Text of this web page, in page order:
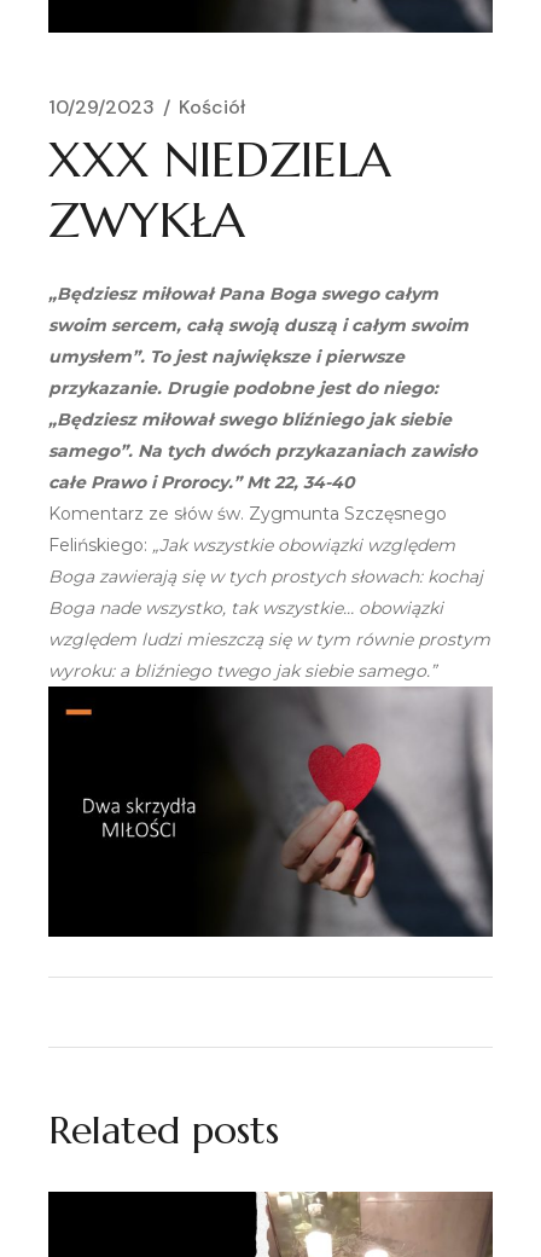
10/29/2023 Kościół
XXX NIEDZIELA
ZWYKŁA
„Będziesz miłował Pana Boga swego całym
swoim sercem, całą swoją duszą i całym swoim
umysłem”. To jest największe i pierwsze
przykazanie. Drugie podobne jest do niego:
„Będziesz miłował swego bliźniego jak siebie
samego”. Na tych dwóch przykazaniach zawisło
całe Prawo i Prorocy.” Mt 22, 34-40
Komentarz ze słów św. Zygmunta Szczęsnego
Felińskiego: „Jak wszystkie obowiązki względem
Boga zawierają się w tych prostych słowach: kochaj
Boga nade wszystko, tak wszystkie… obowiązki
względem ludzi mieszczą się w tym równie prostym
wyroku: a bliźniego twego jak siebie samego.”
Related posts